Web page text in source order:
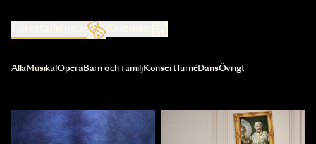
Kalender
Val av kategori uppdaterar innehållet automatiskt
AllaMusikal OperaBarn och familjKonsertTurnéDansÖvrigt